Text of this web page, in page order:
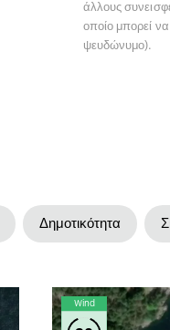
άλλους
οποίο μπορεί
ψευδώνυμο).
Δημοτικότητα
Wind